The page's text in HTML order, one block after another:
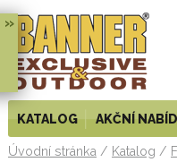
»
KATALOG AKČNÍ
Úvodní stránka / Katalog /